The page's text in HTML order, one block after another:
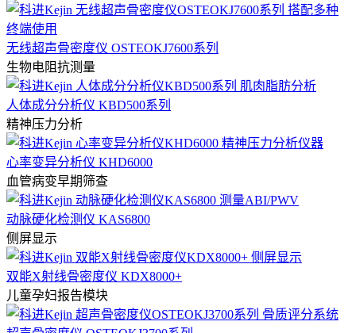
无线超声骨密度仪 OSTEOKJ7600系列
生物电阻抗测量
人体成分分析仪 KBD500系列
精神压力分析
心率变异分析仪 KHD6000
血管病变早期筛查
动脉硬化检测仪 KAS6800
侧屏显示
双能X射线骨密度仪 KDX8000+
儿童孕妇报告模块